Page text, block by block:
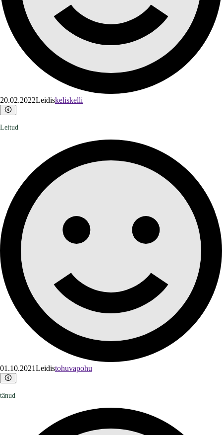
20.02.2022Leidiskeliskelli
Leitud
01.10.2021Leidistohuvapohu
tänud